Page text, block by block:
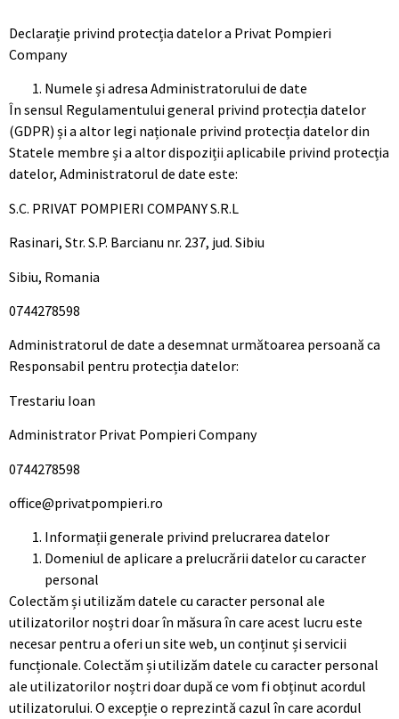
Declarație privind protecția datelor a Privat Pompieri
Company
Numele și adresa Administratorului de date
În sensul Regulamentului general privind protecția datelor
(GDPR) și a altor legi naționale privind protecția datelor din
Statele membre și a altor dispoziții aplicabile privind protecția
datelor, Administratorul de date este:
S.C. PRIVAT POMPIERI COMPANY S.R.L
Rasinari, Str. S.P. Barcianu nr. 237, jud. Sibiu
Sibiu, Romania
0744278598
Administratorul de date a desemnat următoarea persoană ca
Responsabil pentru protecția datelor:
Trestariu Ioan
Administrator Privat Pompieri Company
0744278598
office@privatpompieri.ro
Informații generale privind prelucrarea datelor
Domeniul de aplicare a prelucrării datelor cu caracter
personal
Colectăm și utilizăm datele cu caracter personal ale
utilizatorilor noștri doar în măsura în care acest lucru este
necesar pentru a oferi un site web, un conținut și servicii
funcționale. Colectăm și utilizăm datele cu caracter personal
ale utilizatorilor noștri doar după ce vom fi obținut acordul
utilizatorului. O excepție o reprezintă cazul în care acordul